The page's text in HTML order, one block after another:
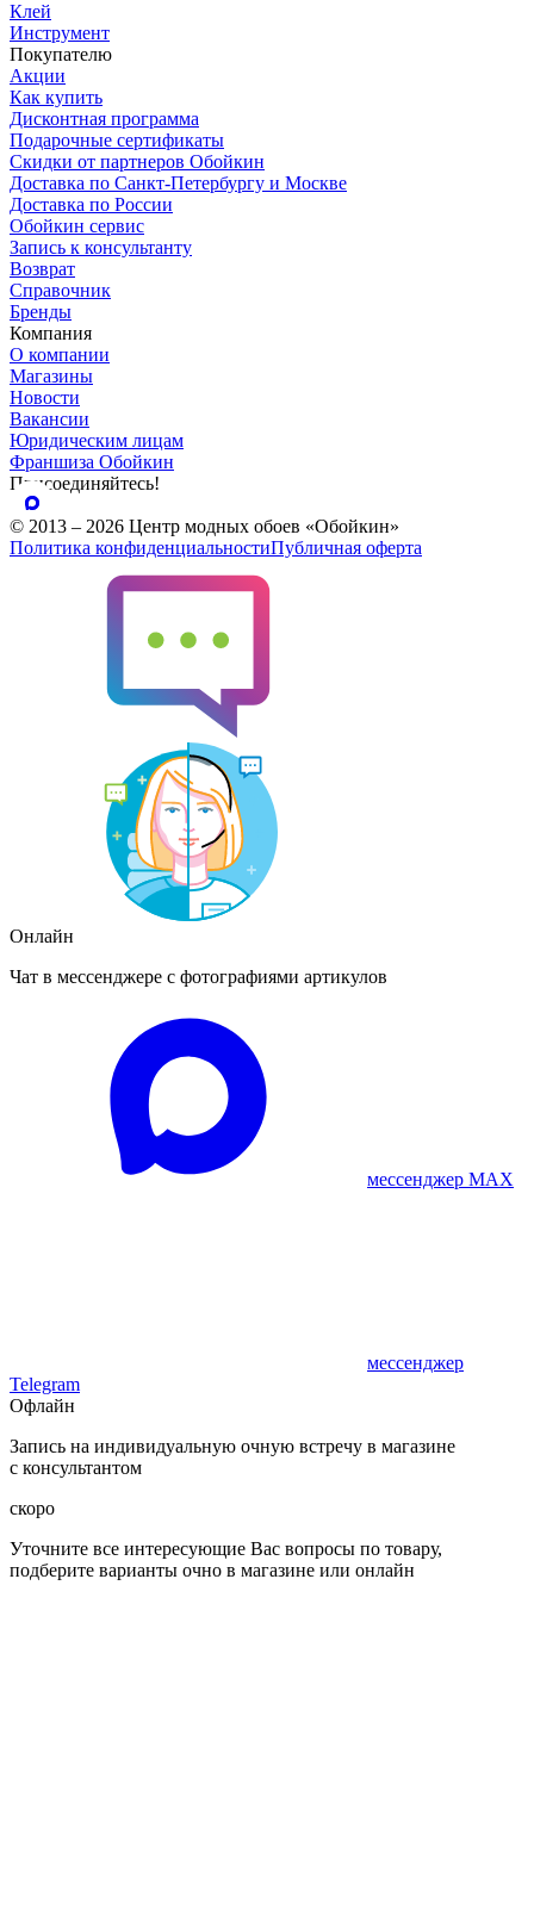
Клей
Инструмент
Покупателю
Акции
Как купить
Дисконтная программа
Подарочные сертификаты
Скидки от партнеров Обойкин
Доставка по Санкт-Петербургу и Москве
Доставка по России
Обойкин сервис
Запись к консультанту
Возврат
Справочник
Бренды
Компания
О компании
Магазины
Новости
Вакансии
Юридическим лицам
Франшиза Обойкин
Присоединяйтесь!
© 2013 – 2026 Центр модных обоев «Обойкин»
Политика конфиденциальностиПубличная оферта
Онлайн
Чат в мессенджере с фотографиями артикулов
мессенджер MAX
мессенджер
Telegram
Офлайн
Запись на индивидуальную очную встречу в магазине
с консультантом
скоро
Уточните все интересующие Вас вопросы по товару,
подберите варианты очно в магазине или онлайн